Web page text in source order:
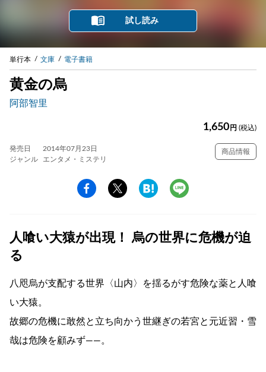
試し読み
単行本 文庫 電子書籍
黄金の烏
阿部智里
1,650 円 (税込)
発売日
2014年07月23日
ジャンル
エンタメ・ミステリ
商品情報
人喰い大猿が出現！ 烏の世界に危機が迫
る
八咫烏が支配する世界〈山内〉を揺るがす危険な薬と人喰
い大猿。
故郷の危機に敢然と立ち向かう世継ぎの若宮と元近習・雪
哉は危険を顧みず――。